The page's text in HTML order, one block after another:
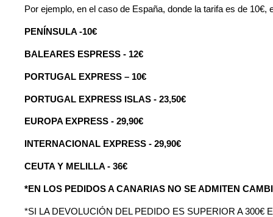
Por ejemplo, en el caso de España, donde la tarifa es de
PENÍNSULA -10€
BALEARES ESPRESS - 12€
PORTUGAL EXPRESS – 10€
PORTUGAL EXPRESS ISLAS - 23,50€
EUROPA EXPRESS - 29,90€
INTERNACIONAL EXPRESS - 29,90€
CEUTA Y MELILLA - 36€
*EN LOS PEDIDOS A CANARIAS NO SE ADMITEN
*SI LA DEVOLUCIÓN DEL PEDIDO ES SUPERIOR A